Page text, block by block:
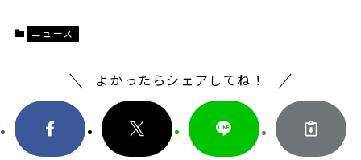
ニュース
よかったらシェアしてね！